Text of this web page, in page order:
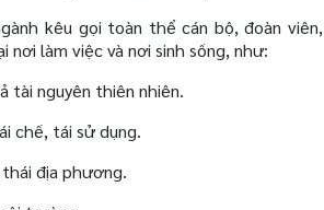
kêu gọi toàn thể cán bộ, đoàn viên,
làm việc và nơi sinh sống, như:
tài nguyên thiên nhiên.
chế, tái sử dụng.
địa phương.